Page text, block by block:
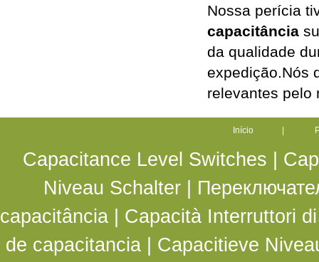
Nossa perícia
capacitância
da qualidade
expedição.Nós
relevantes pelo
Início
Capacitance Level Switches
Niveau Schalter|
capacitância | Capacità Interruttori
de capacitancia
Capacitieve